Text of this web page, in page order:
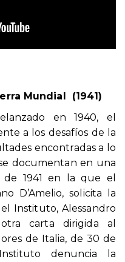
Mundial (1941)
en 1940, el
a los desafíos de la
encontradas a lo
documentan en una
1941 en la que el
D’Amelio, solicita la
Instituto, Alessandro
carta dirigida al
de Italia, de 30 de
denuncia la